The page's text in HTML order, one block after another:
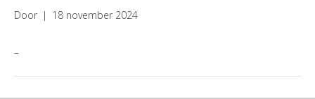
Door | 18 november 2024
–